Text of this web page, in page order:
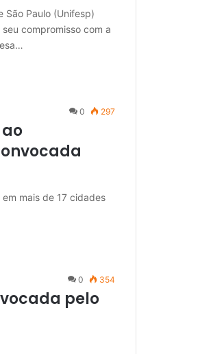
São Paulo (Unifesp)
compromisso com a
0 297
mais de 17 cidades
0 354
pelo